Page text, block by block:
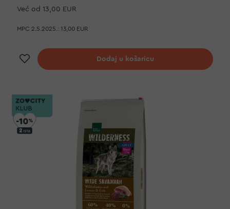
Već od 13,00 EUR
MPC 2.5.2025.: 13,00 EUR
Dodaj na listu želja
Dodaj u košaricu